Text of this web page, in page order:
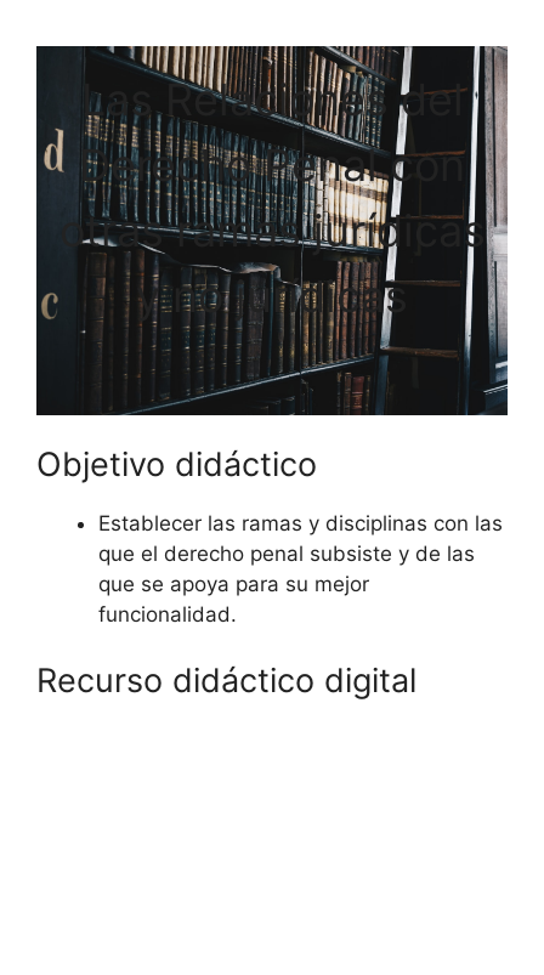
Las Relaciones del
Derecho Penal con
otras ramas jurídicas
y no jurídicas
Objetivo didáctico
Establecer las ramas y disciplinas con las
que el derecho penal subsiste y de las
que se apoya para su mejor
funcionalidad.
Recurso didáctico digital